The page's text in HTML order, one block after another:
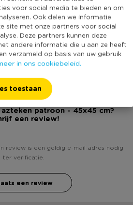
voor social media te bieden en om
Ook delen we informatie
site met onze partners voor social
Deze partners kunnen deze
andere informatie die u aan ze heeft
verzameld op basis van uw gebruik
in ons cookiebeleid.
toestaan
45
Multikleur
45
(Nog) geen score
bekend
azteken patroon - 45x45 cm?
een review!
review is een geldig e-mail adres nodig
ter verificatie.
een review